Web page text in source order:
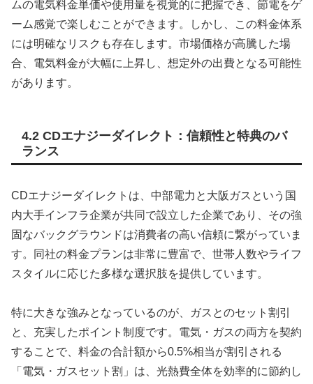
ムの電気料金単価や使用量を視覚的に把握でき、節電をゲ
ーム感覚で楽しむことができます。しかし、この料金体系
には明確なリスクも存在します。市場価格が高騰した場
合、電気料金が大幅に上昇し、想定外の出費となる可能性
があります。
4.2 CDエナジーダイレクト：信頼性と特典のバ
ランス
CDエナジーダイレクトは、中部電力と大阪ガスという国
内大手インフラ企業が共同で設立した企業であり、その強
固なバックグラウンドは消費者の高い信頼に繋がっていま
す。同社の料金プランは非常に豊富で、世帯人数やライフ
スタイルに応じた多様な選択肢を提供しています。
特に大きな強みとなっているのが、ガスとのセット割引
と、充実したポイント制度です。電気・ガスの両方を契約
することで、料金の合計額から0.5%相当が割引される
「電気・ガスセット割」は、光熱費全体を効率的に節約し